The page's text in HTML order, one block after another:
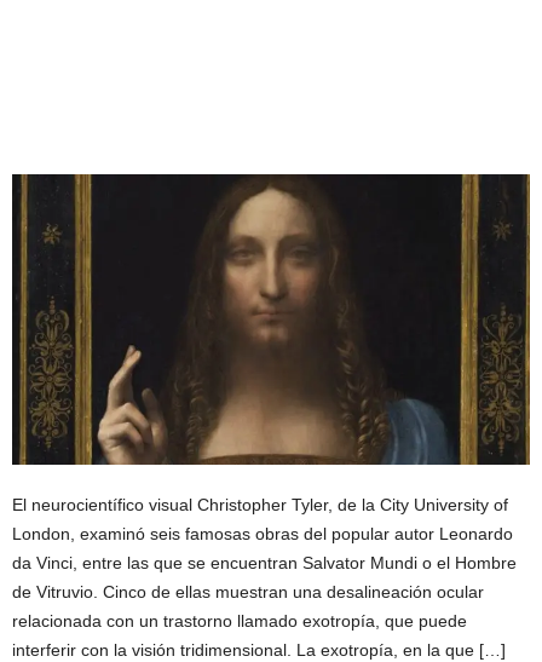
El neurocientífico visual Christopher Tyler, de la City University of
London, examinó seis famosas obras del popular autor Leonardo
da Vinci, entre las que se encuentran Salvator Mundi o el Hombre
de Vitruvio. Cinco de ellas muestran una desalineación ocular
relacionada con un trastorno llamado exotropía, que puede
interferir con la visión tridimensional. La exotropía, en la que […]